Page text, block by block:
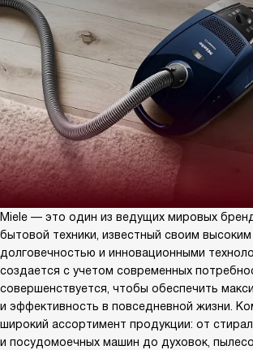
Miele — это один из ведущих мировых
бытовой техники, известный своим высоким
долговечностью и инновационными
создается с учетом современных
совершенствуется, чтобы обеспечить
и эффективность в повседневной жизни.
широкий ассортимент продукции: от
и посудомоечных машин до духовок,